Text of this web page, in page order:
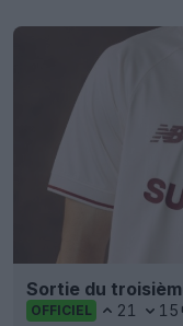
Sortie du
OFFICIEL 21 15